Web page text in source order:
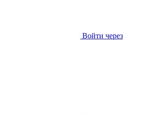
Войти через